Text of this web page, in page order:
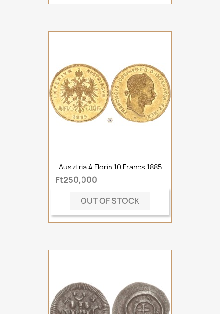
Ausztria 4 Florin 10 Francs 1885
Ft250,000
OUT OF STOCK